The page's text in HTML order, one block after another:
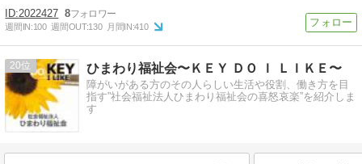
2022427 8
週間IN:100 週間OUT:130 月間IN:410
20 ひまわり福祉会〜ＫＥＹ ＤＯ Ｉ ＬＩＫＥ〜
障がいがある方のその人らしい生活や役割、働き方を目
指す”社会福祉法人ひまわり福祉会の喜怒哀楽”を紹介しま
す